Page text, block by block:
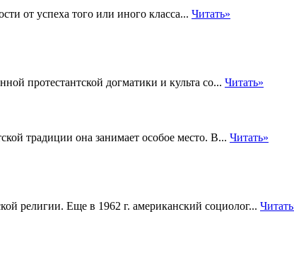
от успеха того или иного класса... Читать»
протестантской догматики и культа со... Читать»
традиции она занимает особое место. В... Читать»
религии. Еще в 1962 г. американский социолог...